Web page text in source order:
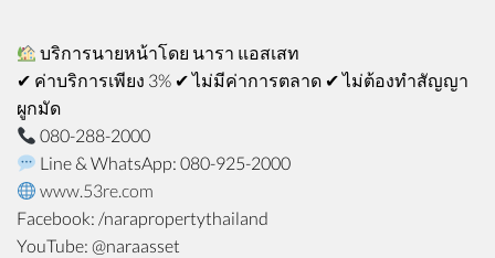
บริการนายหน้าโดย นารา แอสเสท
✔ ค่าบริการเพียง 3% ✔ ไม่มีค่าการตลาด ✔ ไม่ต้องทำสัญญา
ผูกมัด
080-288-2000
Line & WhatsApp: 080-925-2000
www.53re.com
Facebook: /narapropertythailand
YouTube: @naraasset